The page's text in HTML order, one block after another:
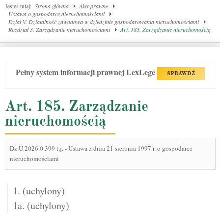
Jesteś tutaj: Strona główna
Akty prawne
Ustawa o gospodarce nieruchomościami
Dział V. Działalność zawodowa w dziedzinie gospodarowania nieruchomościami
Rozdział 3. Zarządzanie nieruchomościami
Art. 185. Zarządzanie nieruchomością
Pełny system informacji prawnej LexLege SPRAWDŹ
Art. 185. Zarządzanie
nieruchomością
Dz.U.2026.0.399 t.j.-Ustawa z dnia 21 sierpnia 1997 r. o gospodarce
nieruchomościami
1. (uchylony)
1a. (uchylony)